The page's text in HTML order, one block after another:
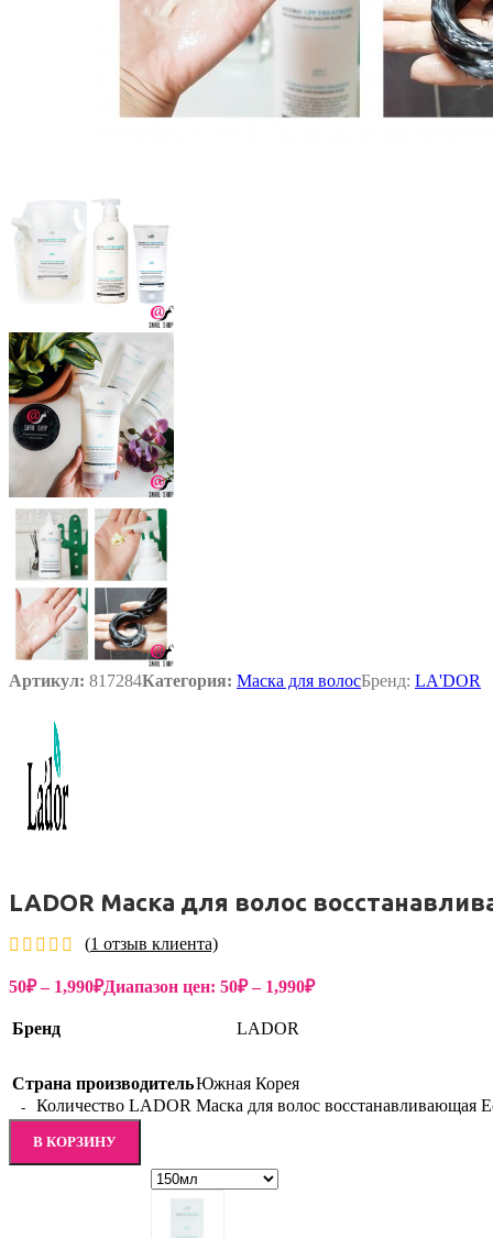
Артикул: 817284Категория: Маска для волосБренд: LA'DOR
LADOR Маска для волос
(1 отзыв клиента)
50₽ – 1,990₽Диапазон цен: 50₽ – 1,990₽
Бренд LADOR
Страна производительЮжная Корея
Количество LADOR Маска для волос восстанавливающая
В КОРЗИНУ